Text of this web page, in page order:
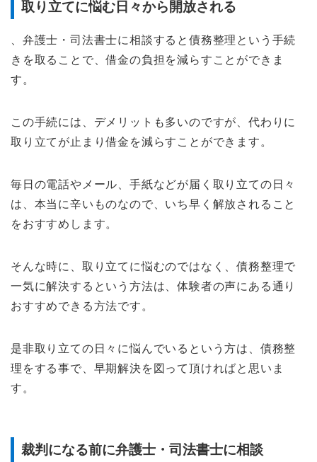
取り立てに悩む日々から開放される
、弁護士・司法書士に相談すると債務整理という手続
きを取ることで、借金の負担を減らすことができま
す。
この手続には、デメリットも多いのですが、代わりに
取り立てが止まり借金を減らすことができます。
毎日の電話やメール、手紙などが届く取り立ての日々
は、本当に辛いものなので、いち早く解放されること
をおすすめします。
そんな時に、取り立てに悩むのではなく、債務整理で
一気に解決するという方法は、体験者の声にある通り
おすすめできる方法です。
是非取り立ての日々に悩んでいるという方は、債務整
理をする事で、早期解決を図って頂ければと思いま
す。
裁判になる前に弁護士・司法書士に相談